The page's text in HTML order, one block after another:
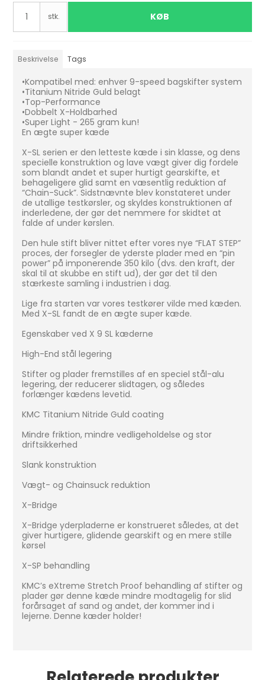
stk. KØB
Beskrivelse Tags
•Kompatibel med: enhver 9-speed bagskifter system
•Titanium Nitride Guld belagt
•Top-Performance
•Dobbelt X-Holdbarhed
•Super Light - 265 gram kun!
En ægte super kæde
X-SL serien er den letteste kæde i sin klasse, og dens
specielle konstruktion og lave vægt giver dig fordele
som blandt andet et super hurtigt gearskifte, et
behageligere glid samt en væsentlig reduktion af
“Chain-Suck”. Sidstnævnte blev konstateret under
de utallige testkørsler, og skyldes konstruktionen af
inderledene, der gør det nemmere for skidtet at
falde af under kørslen.
Den hule stift bliver nittet efter vores nye “FLAT STEP”
proces, der forsegler de yderste plader med en “pin
power” på imponerende 350 kilo (dvs. den kraft, der
skal til at skubbe en stift ud), der gør det til den
stærkeste samling i industrien i dag.
Lige fra starten var vores testkører vilde med kæden.
Med X-SL fandt de en ægte super kæde.
Egenskaber ved X 9 SL kæderne
High-End stål legering
Stifter og plader fremstilles af en speciel stål-alu
legering, der reducerer slidtagen, og således
forlænger kædens levetid.
KMC Titanium Nitride Guld coating
Mindre friktion, mindre vedligeholdelse og stor
driftsikkerhed
Slank konstruktion
Vægt- og Chainsuck reduktion
X-Bridge
X-Bridge yderpladerne er konstrueret således, at det
giver hurtigere, glidende gearskift og en mere stille
kørsel
X-SP behandling
KMC’s eXtreme Stretch Proof behandling af stifter og
plader gør denne kæde mindre modtagelig for slid
forårsaget af sand og andet, der kommer ind i
lejerne. Denne kæder holder!